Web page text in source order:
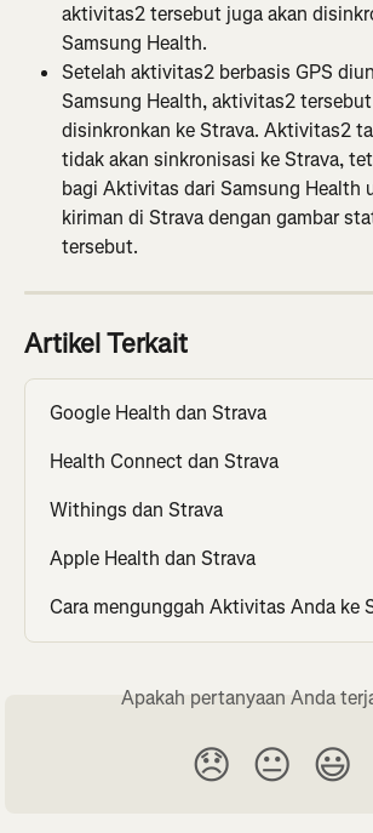
aktivitas2 tersebut juga akan
Samsung Health.
Setelah aktivitas2 berbasis GPS
Samsung Health, aktivitas2
disinkronkan ke Strava. Aktivitas2
tidak akan sinkronisasi ke Strava,
bagi Aktivitas dari Samsung Health
kiriman di Strava dengan gambar
tersebut.
Artikel Terkait
Google Health dan Strava
Health Connect dan Strava
Withings dan Strava
Apple Health dan Strava
Cara mengunggah Aktivitas Anda ke
Apakah pertanyaan Anda
😞 😐 😃